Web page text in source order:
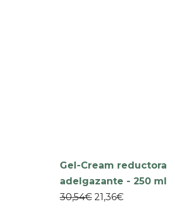
Gel-Cream reductora
adelgazante - 250 ml
30,54€ 21,36€